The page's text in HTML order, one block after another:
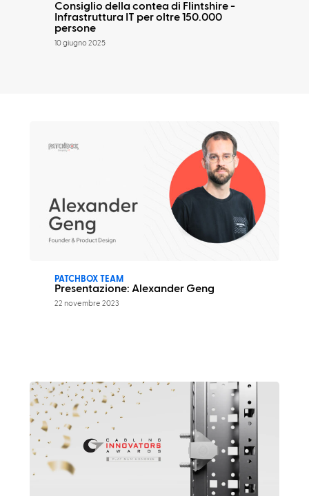
Consiglio della contea di Flintshire -
Infrastruttura IT per oltre 150.000
persone
10 giugno 2025
PATCHBOX TEAM
Presentazione: Alexander Geng
22 novembre 2023